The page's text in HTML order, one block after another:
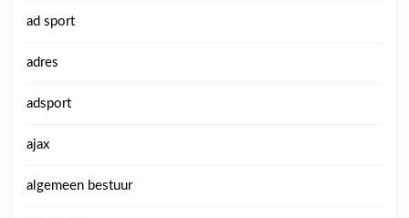
ad sport
adres
adsport
ajax
algemeen bestuur